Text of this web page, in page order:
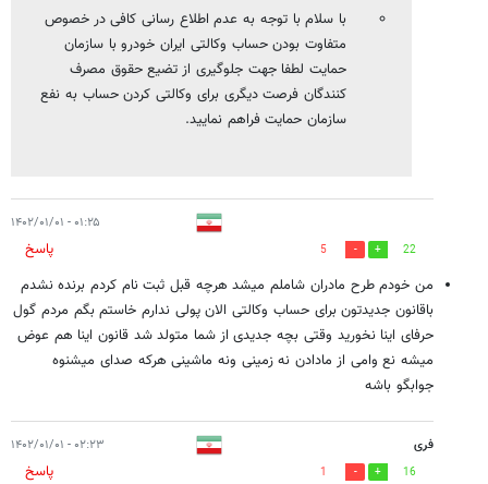
با سلام با توجه به عدم اطلاع رسانی کافی در خصوص
متفاوت بودن حساب وکالتی ایران خودرو با سازمان
حمایت لطفا جهت جلوگیری از تضیع حقوق مصرف
کنندگان فرصت دیگری برای وکالتی کردن حساب به نفع
سازمان حمایت فراهم نمایید.
۰۱:۲۵ - ۱۴۰۲/۰۱/۰۱
22
5
پاسخ
من خودم طرح مادران شاملم میشد هرچه قبل ثبت نام کردم برنده نشدم
باقانون جدیدتون برای حساب وکالتی الان پولی ندارم خاستم بگم مردم گول
حرفای اینا نخورید وقتی بچه جدیدی از شما متولد شد قانون اینا هم عوض
میشه نع وامی از مادادن نه زمینی ونه ماشینی هرکه صدای میشنوه
جوابگو باشه
فری ۰۲:۲۳ - ۱۴۰۲/۰۱/۰۱
16
1
پاسخ